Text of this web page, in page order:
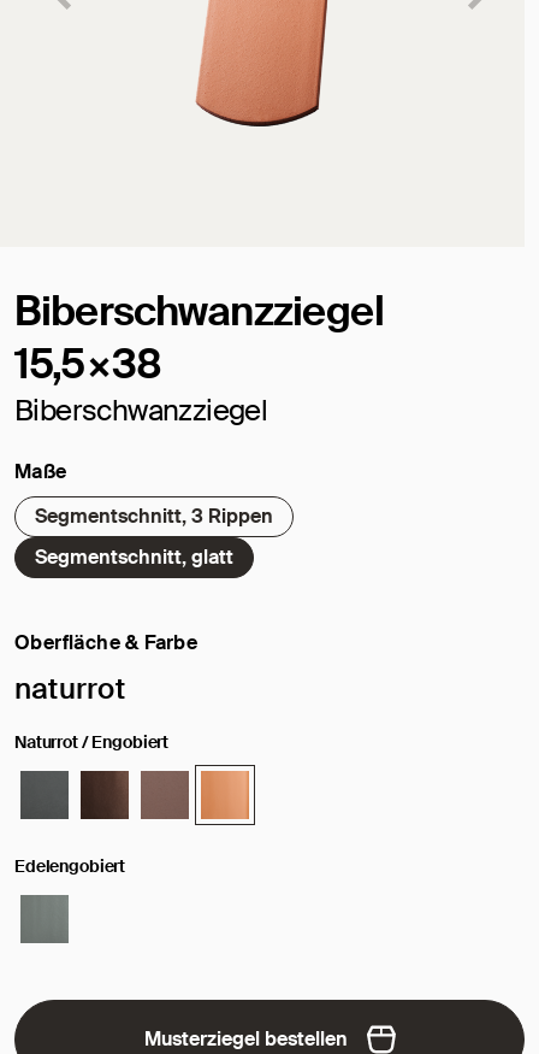
Biberschwanzziegel
15,5×38
Biberschwanzziegel
Maße
Segmentschnitt, 3 Rippen
Segmentschnitt, glatt
Oberfläche & Farbe
Ausgewählte Oberfläche / Farbe:
naturrot
Naturrot / Engobiert
Edelengobiert
Musterziegel bestellen